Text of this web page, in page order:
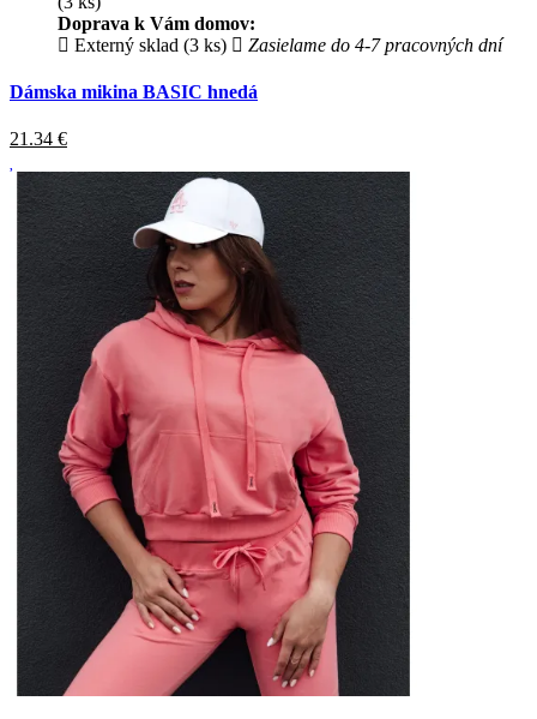
Doprava k Vám domov:
Externý sklad (3 ks)
Zasielame do 4-7 pracovných dní
Dámska mikina BASIC hnedá
21.34 €